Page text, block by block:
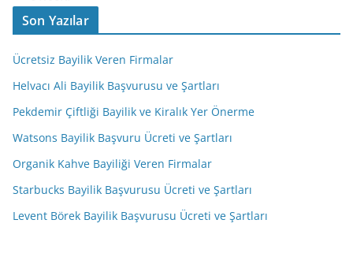
Son Yazılar
Ücretsiz Bayilik Veren Firmalar
Helvacı Ali Bayilik Başvurusu ve Şartları
Pekdemir Çiftliği Bayilik ve Kiralık Yer Önerme
Watsons Bayilik Başvuru Ücreti ve Şartları
Organik Kahve Bayiliği Veren Firmalar
Starbucks Bayilik Başvurusu Ücreti ve Şartları
Levent Börek Bayilik Başvurusu Ücreti ve Şartları